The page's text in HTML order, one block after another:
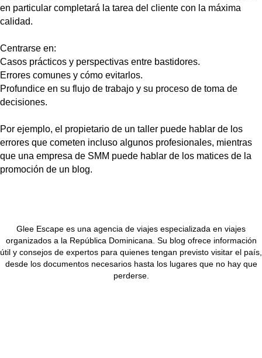
en particular completará la tarea del cliente con la máxima
calidad.
Centrarse en:
Casos prácticos y perspectivas entre bastidores.
Errores comunes y cómo evitarlos.
Profundice en su flujo de trabajo y su proceso de toma de
decisiones.
Por ejemplo, el propietario de un taller puede hablar de los
errores que cometen incluso algunos profesionales, mientras
que una empresa de SMM puede hablar de los matices de la
promoción de un blog.
Glee Escape es una agencia de viajes especializada en viajes
organizados a la República Dominicana. Su blog ofrece información
útil y consejos de expertos para quienes tengan previsto visitar el país,
desde los documentos necesarios hasta los lugares que no hay que
perderse.